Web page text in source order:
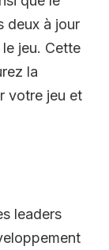
deux à jour
jeu. Cette
la
votre jeu et
leaders